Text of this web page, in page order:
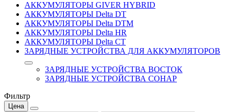
АККУМУЛЯТОРЫ GIVER HYBRID
АККУМУЛЯТОРЫ Delta DT
АККУМУЛЯТОРЫ Delta DTM
АККУМУЛЯТОРЫ Delta HR
АККУМУЛЯТОРЫ Delta CT
ЗАРЯДНЫЕ УСТРОЙСТВА ДЛЯ АККУМУЛЯТОРОВ
ЗАРЯДНЫЕ УСТРОЙСТВА ВОСТОК
ЗАРЯДНЫЕ УСТРОЙСТВА СОНАР
Фильтр
Цена